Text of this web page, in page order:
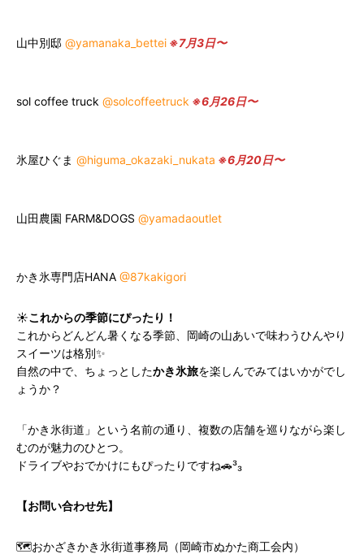
山中別邸 @yamanaka_bettei ※7月3日〜
sol coffee truck @solcoffeetruck ※6月26日〜
氷屋ひぐま @higuma_okazaki_nukata ※6月20日〜
山田農園 FARM&DOGS @yamadaoutlet
かき氷専門店HANA @87kakigori
☀️これからの季節にぴったり！
これからどんどん暑くなる季節、岡崎の山あいで味わうひんやり
スイーツは格別✨
自然の中で、ちょっとしたかき氷旅を楽しんでみてはいかがでし
ょうか？
「かき氷街道」という名前の通り、複数の店舗を巡りながら楽し
むのが魅力のひとつ。
ドライブやおでかけにもぴったりですね🚗³₃
【お問い合わせ先】
🗺おかざきかき氷街道事務局（岡崎市ぬかた商工会内）